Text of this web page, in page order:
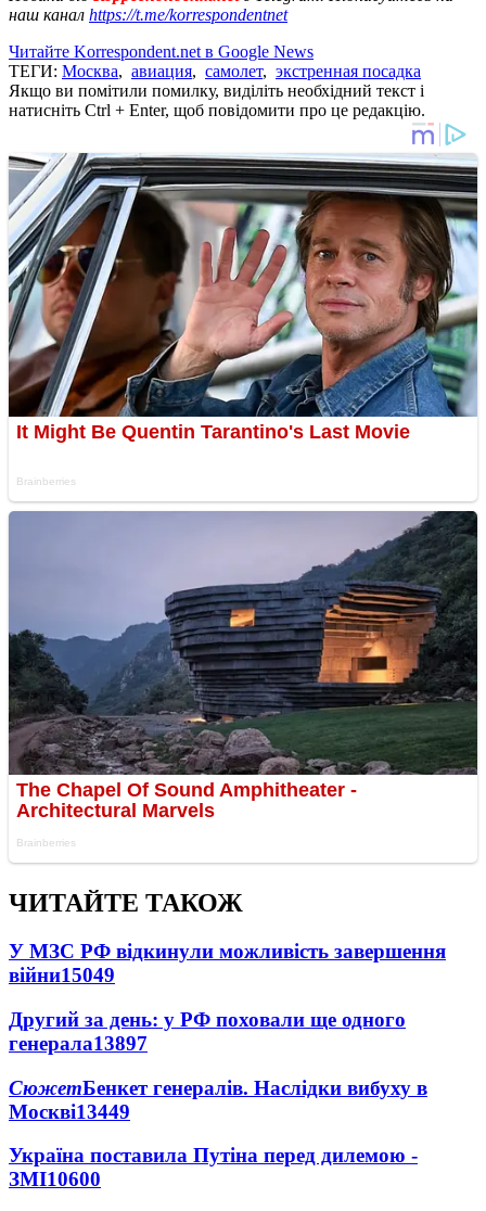
наш канал https://t.me/korrespondentnet
Читайте Korrespondent.net в Google News
ТЕГИ: Москва, авиация, самолет, экстренная посадка
Якщо ви помітили помилку, виділіть необхідний текст і
натисніть Ctrl + Enter, щоб повідомити про це редакцію.
ЧИТАЙТЕ ТАКОЖ
У МЗС РФ відкинули можливість завершення
війни15049
Другий за день: у РФ поховали ще одного
генерала13897
СюжетБенкет генералів. Наслідки вибуху в
Москві13449
Україна поставила Путіна перед дилемою -
ЗМІ10600